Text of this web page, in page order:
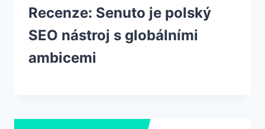
Recenze: Senuto je polský
SEO nástroj s globálními
ambicemi